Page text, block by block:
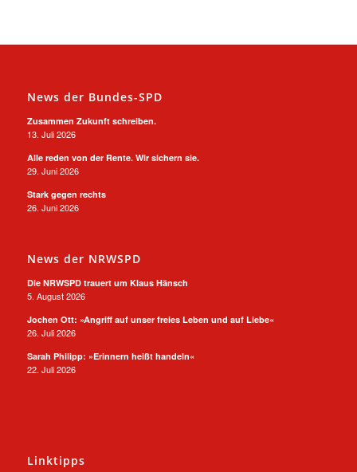
News der Bundes-SPD
Zusammen Zukunft schreiben.
13. Juli 2026
Alle reden von der Rente. Wir sichern sie.
29. Juni 2026
Stark gegen rechts
26. Juni 2026
News der NRWSPD
Die NRWSPD trauert um Klaus Hänsch
5. August 2026
Jochen Ott: »Angriff auf unser freies Leben und auf Liebe«
26. Juli 2026
Sarah Philipp: »Erinnern heißt handeln«
22. Juli 2026
Linktipps